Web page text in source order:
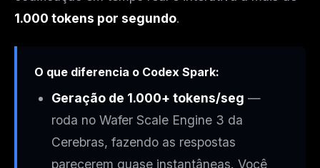
1.000 tokens por segundo.
O que diferencia o Codex Spark:
Geração de 1.000+ tokens/seg —
roda no Wafer Scale Engine 3 da
Cerebras, fazendo as respostas
parecerem quase instantâneas. Você